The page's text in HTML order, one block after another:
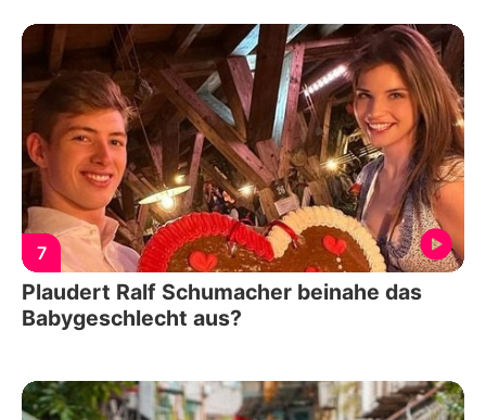
7
Plaudert Ralf Schumacher beinahe das
Babygeschlecht aus?